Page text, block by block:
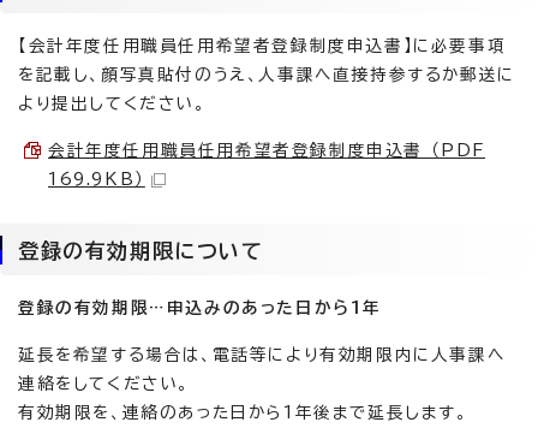
【会計年度任用職員任用希望者登録制度申込書】に必要事項
を記載し、顔写真貼付のうえ、人事課へ直接持参するか郵送に
より提出してください。
会計年度任用職員任用希望者登録制度申込書 （PDF
169.9KB）
登録の有効期限について
登録の有効期限…申込みのあった日から1年
延長を希望する場合は、電話等により有効期限内に人事課へ
連絡をしてください。
有効期限を、連絡のあった日から1年後まで延長します。